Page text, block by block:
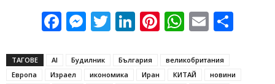
Facebook
Messenger
Twitter
LinkedIn
Pinterest
WhatsApp
Email
ТАГОВЕ AI Будилник България
великобритания
Европа
Израел икономика Иран КИТАЙ
новини